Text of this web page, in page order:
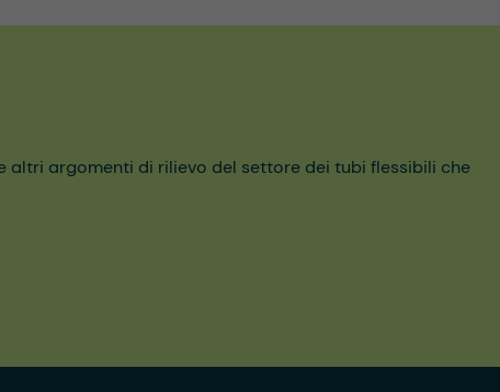
argomenti di rilievo del settore dei tubi flessibili che